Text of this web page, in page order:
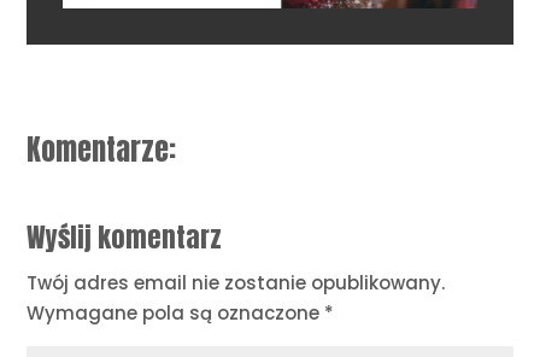
Komentarze:
Wyślij komentarz
Twój adres email nie zostanie opublikowany.
Wymagane pola są oznaczone *